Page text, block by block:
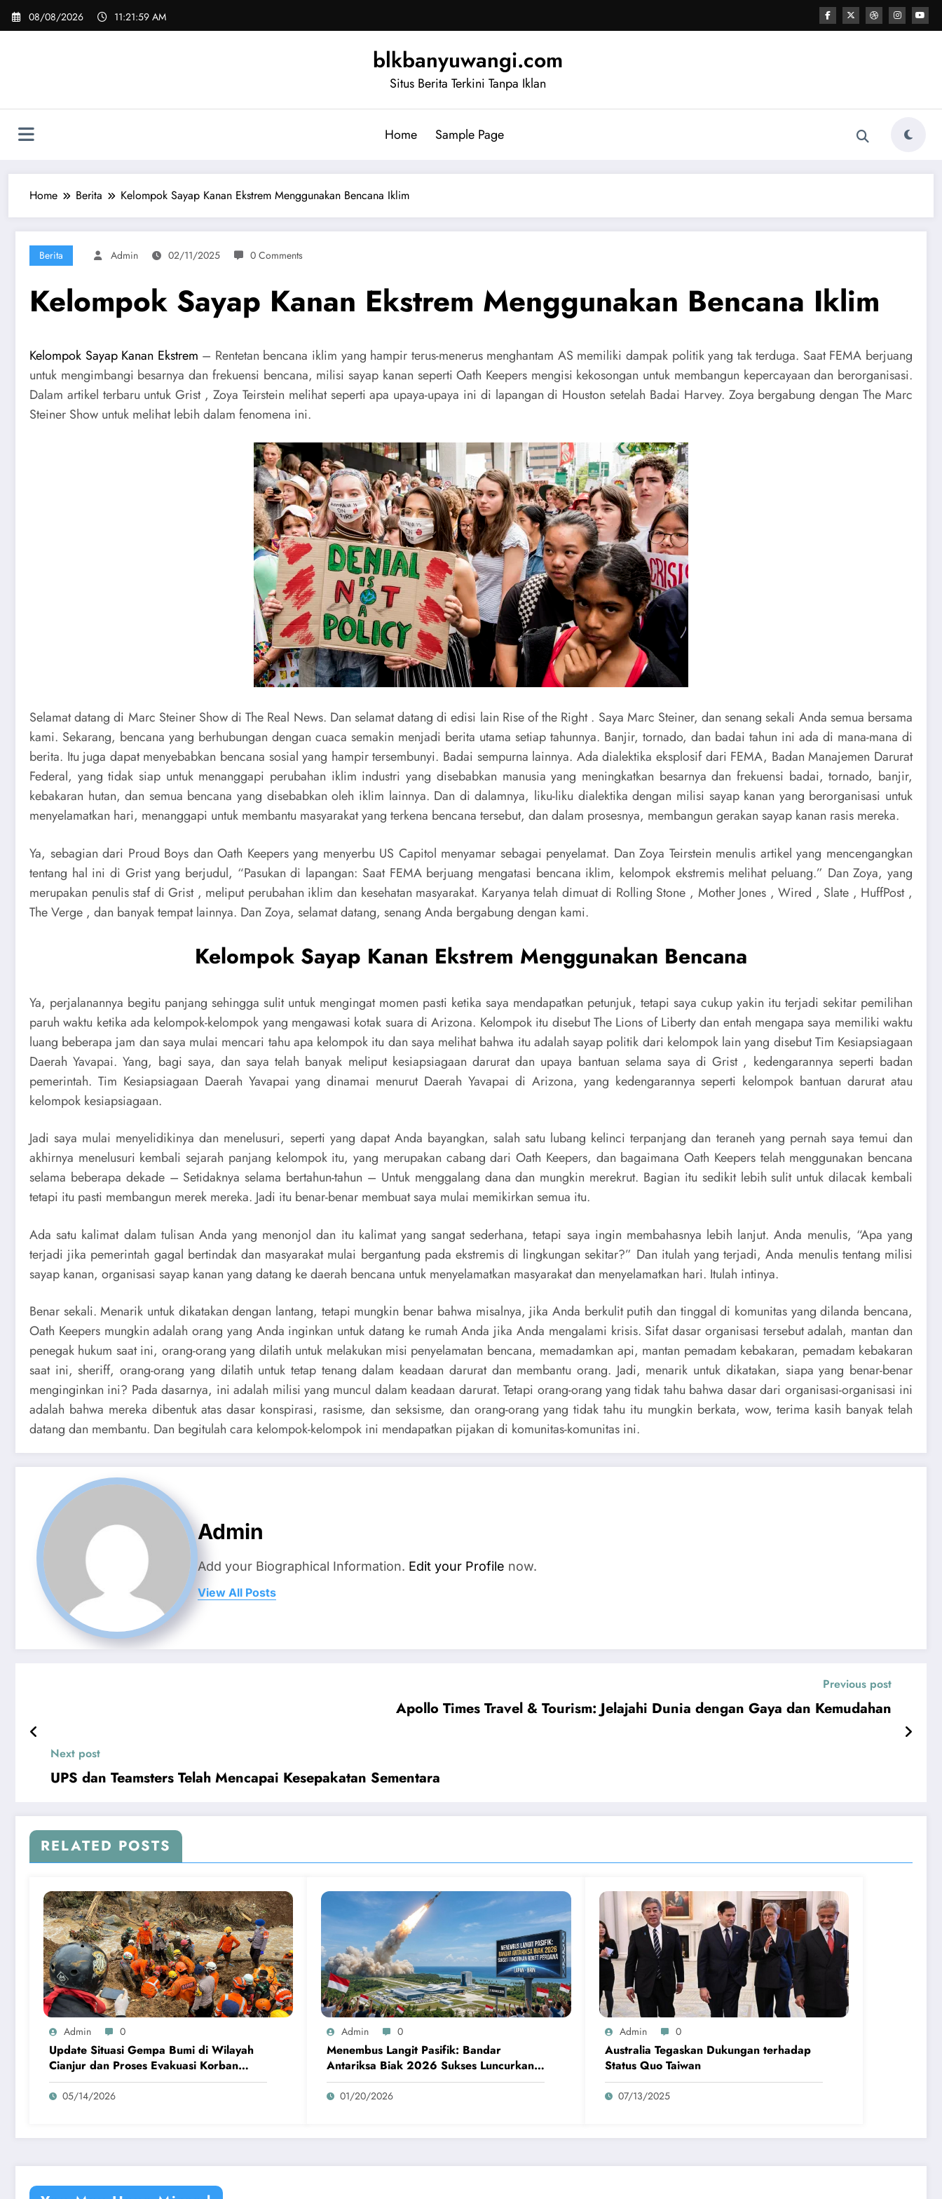
Skip
08/08/2026 11:22:00 AM
blkbanyuwangi.com
Situs Berita Terkini Tanpa Iklan
Home Sample Page
Home Berita Kelompok Sayap Kanan Ekstrem Menggunakan Bencana Iklim
Berita Admin 02/11/2025 0 Comments
Kelompok Sayap Kanan Ekstrem Menggunakan Bencana Iklim
Kelompok Sayap Kanan Ekstrem – Rentetan bencana iklim yang hampir terus-menerus menghantam AS memiliki dampak politik yang tak terduga. Saat FEMA berjuang
untuk mengimbangi besarnya dan frekuensi bencana, milisi sayap kanan seperti Oath Keepers mengisi kekosongan untuk membangun kepercayaan dan berorganisasi.
Dalam artikel terbaru untuk Grist , Zoya Teirstein melihat seperti apa upaya-upaya ini di lapangan di Houston setelah Badai Harvey. Zoya bergabung dengan The Marc
Steiner Show untuk melihat lebih dalam fenomena ini.
Selamat datang di Marc Steiner Show di The Real News. Dan selamat datang di edisi lain Rise of the Right . Saya Marc Steiner, dan senang sekali Anda semua bersama
kami. Sekarang, bencana yang berhubungan dengan cuaca semakin menjadi berita utama setiap tahunnya. Banjir, tornado, dan badai tahun ini ada di mana-mana di
berita. Itu juga dapat menyebabkan bencana sosial yang hampir tersembunyi. Badai sempurna lainnya. Ada dialektika eksplosif dari FEMA, Badan Manajemen Darurat
Federal, yang tidak siap untuk menanggapi perubahan iklim industri yang disebabkan manusia yang meningkatkan besarnya dan frekuensi badai, tornado, banjir,
kebakaran hutan, dan semua bencana yang disebabkan oleh iklim lainnya. Dan di dalamnya, liku-liku dialektika dengan milisi sayap kanan yang berorganisasi untuk
menyelamatkan hari, menanggapi untuk membantu masyarakat yang terkena bencana tersebut, dan dalam prosesnya, membangun gerakan sayap kanan rasis mereka.
Ya, sebagian dari Proud Boys dan Oath Keepers yang menyerbu US Capitol menyamar sebagai penyelamat. Dan Zoya Teirstein menulis artikel yang mencengangkan
tentang hal ini di Grist yang berjudul, “Pasukan di lapangan: Saat FEMA berjuang mengatasi bencana iklim, kelompok ekstremis melihat peluang.” Dan Zoya, yang
merupakan penulis staf di Grist , meliput perubahan iklim dan kesehatan masyarakat. Karyanya telah dimuat di Rolling Stone , Mother Jones , Wired , Slate , HuffPost ,
The Verge , dan banyak tempat lainnya. Dan Zoya, selamat datang, senang Anda bergabung dengan kami.
Kelompok Sayap Kanan Ekstrem Menggunakan Bencana
Ya, perjalanannya begitu panjang sehingga sulit untuk mengingat momen pasti ketika saya mendapatkan petunjuk, tetapi saya cukup yakin itu terjadi sekitar pemilihan
paruh waktu ketika ada kelompok-kelompok yang mengawasi kotak suara di Arizona. Kelompok itu disebut The Lions of Liberty dan entah mengapa saya memiliki waktu
luang beberapa jam dan saya mulai mencari tahu apa kelompok itu dan saya melihat bahwa itu adalah sayap politik dari kelompok lain yang disebut Tim Kesiapsiagaan
Daerah Yavapai. Yang, bagi saya, dan saya telah banyak meliput kesiapsiagaan darurat dan upaya bantuan selama saya di Grist , kedengarannya seperti badan
pemerintah. Tim Kesiapsiagaan Daerah Yavapai yang dinamai menurut Daerah Yavapai di Arizona, yang kedengarannya seperti kelompok bantuan darurat atau
kelompok kesiapsiagaan.
Jadi saya mulai menyelidikinya dan menelusuri, seperti yang dapat Anda bayangkan, salah satu lubang kelinci terpanjang dan teraneh yang pernah saya temui dan
akhirnya menelusuri kembali sejarah panjang kelompok itu, yang merupakan cabang dari Oath Keepers, dan bagaimana Oath Keepers telah menggunakan bencana
selama beberapa dekade – Setidaknya selama bertahun-tahun – Untuk menggalang dana dan mungkin merekrut. Bagian itu sedikit lebih sulit untuk dilacak kembali
tetapi itu pasti membangun merek mereka. Jadi itu benar-benar membuat saya mulai memikirkan semua itu.
Ada satu kalimat dalam tulisan Anda yang menonjol dan itu kalimat yang sangat sederhana, tetapi saya ingin membahasnya lebih lanjut. Anda menulis, “Apa yang
terjadi jika pemerintah gagal bertindak dan masyarakat mulai bergantung pada ekstremis di lingkungan sekitar?” Dan itulah yang terjadi, Anda menulis tentang milisi
sayap kanan, organisasi sayap kanan yang datang ke daerah bencana untuk menyelamatkan masyarakat dan menyelamatkan hari. Itulah intinya.
Benar sekali. Menarik untuk dikatakan dengan lantang, tetapi mungkin benar bahwa misalnya, jika Anda berkulit putih dan tinggal di komunitas yang dilanda bencana,
Oath Keepers mungkin adalah orang yang Anda inginkan untuk datang ke rumah Anda jika Anda mengalami krisis. Sifat dasar organisasi tersebut adalah, mantan dan
penegak hukum saat ini, orang-orang yang dilatih untuk melakukan misi penyelamatan bencana, memadamkan api, mantan pemadam kebakaran, pemadam kebakaran
saat ini, sheriff, orang-orang yang dilatih untuk tetap tenang dalam keadaan darurat dan membantu orang. Jadi, menarik untuk dikatakan, siapa yang benar-benar
menginginkan ini? Pada dasarnya, ini adalah milisi yang muncul dalam keadaan darurat. Tetapi orang-orang yang tidak tahu bahwa dasar dari organisasi-organisasi ini
adalah bahwa mereka dibentuk atas dasar konspirasi, rasisme, dan seksisme, dan orang-orang yang tidak tahu itu mungkin berkata, wow, terima kasih banyak telah
datang dan membantu. Dan begitulah cara kelompok-kelompok ini mendapatkan pijakan di komunitas-komunitas ini.
Admin
Add your Biographical Information. Edit your Profile now.
View All Posts
Previous post
Apollo Times Travel & Tourism: Jelajahi Dunia dengan Gaya dan Kemudahan
Next post
UPS dan Teamsters Telah Mencapai Kesepakatan Sementara
RELATED POSTS
Admin 0
Update Situasi Gempa Bumi di Wilayah
Cianjur dan Proses Evakuasi Korban
Terdampak
05/14/2026
Admin 0
Menembus Langit Pasifik: Bandar
Antariksa Biak 2026 Sukses Luncurkan
Roket Perdana
01/20/2026
Admin 0
Australia Tegaskan Dukungan terhadap
Status Quo Taiwan
07/13/2025